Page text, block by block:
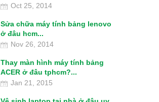
Oct 25, 2014
Sửa chữa máy tính bảng lenovo
ở đâu hcm...
Nov 26, 2014
Thay màn hình máy tính bảng
ACER ở đâu tphcm?...
Jan 21, 2015